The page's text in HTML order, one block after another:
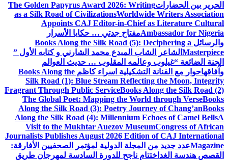
الحرير بين الحضاراتThe Golden Papyrus Award 2026: Writing
as a Silk Road of CivilizationsWorldwide Writers Association
Appoints CAJ Editor-in-Chief as Literature Cultural
Ambassador for Nigeriaمفتاح جدتي … حكايا الأسرار
والرسائل Books Along the Silk Road (5): Deciphering a
Masterpiece الشاعر الشاب المبدع محمد الشارني و كتابه الأول ”
الجنة الضائعة “غيلوب وعالمه المقلوب … حديث العوالم
وآفاقهاحوار مع الفنانة التشكيلية اسراء كاظم Books Along the
Silk Road (1): Blue Stream Reflecting the Moon, Integrity
Fragrant Through Public ServiceBooks Along the Silk Road (2)
The Global Poet: Mapping the World through VerseBooks
Along the Silk Road (3): Poetry Journey of Chang’anBooks
Along the Silk Road (4): Millennium Echoes of Camel BellsA
Visit to the Mukhtar Auezov MuseumCongress of African
Journalists Publishes August 2026 Edition of CAJ International
Magazineعدد جديد من المجلة الدولية لمؤتمر الصحفيين الأفارقة:
القصص هندسة الغد اختتام ناجح للدورة السادسة لمهرجان طريق